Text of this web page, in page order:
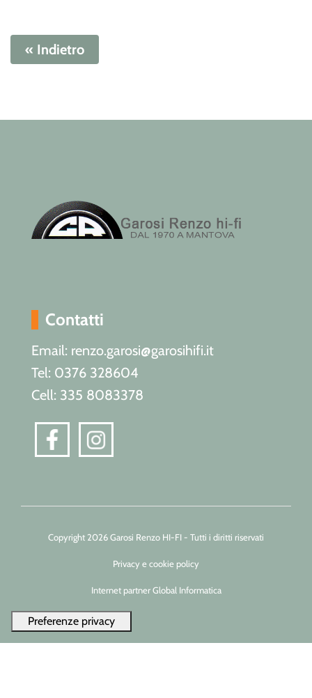
« Indietro
Contatti
Email: renzo.garosi@garosihifi.it
Tel: 0376 328604
Cell: 335 8083378
Copyright 2026 Garosi Renzo HI-FI - Tutti i diritti riservati
Privacy e cookie policy
Internet partner Global Informatica